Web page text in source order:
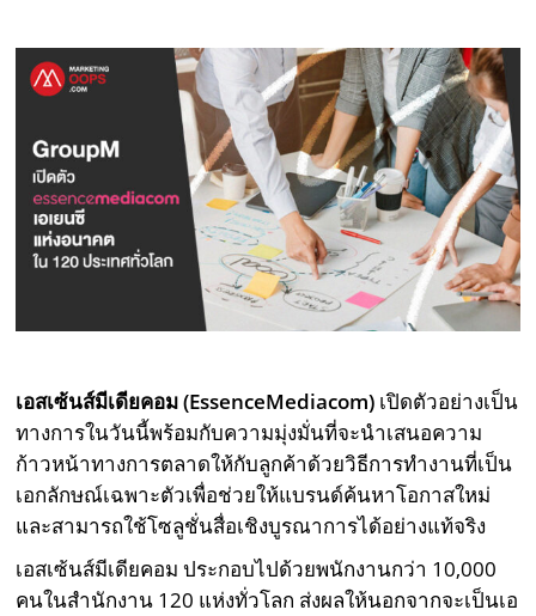
เอสเซ้นส์มีเดียคอม (EssenceMediacom) เปิดตัวอย่างเป็น
ทางการในวันนี้พร้อมกับความมุ่งมั่นที่จะนำเสนอความ
ก้าวหน้าทางการตลาดให้กับลูกค้าด้วยวิธีการทำงานที่เป็น
เอกลักษณ์เฉพาะตัวเพื่อช่วยให้แบรนด์ค้นหาโอกาสใหม่
และสามารถใช้โซลูชั่นสื่อเชิงบูรณาการได้อย่างแท้จริง
เอสเซ้นส์มีเดียคอม ประกอบไปด้วยพนักงานกว่า 10,000
คนในสำนักงาน 120 แห่งทั่วโลก ส่งผลให้นอกจากจะเป็นเอ